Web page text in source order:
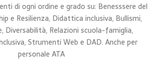
di ogni ordine e grado su: Benesssere del
e Resilienza, Didattica inclusiva, Bullismi,
Diversabilità, Relazioni scuola-famiglia,
Strumenti Web e DAD. Anche per
personale ATA